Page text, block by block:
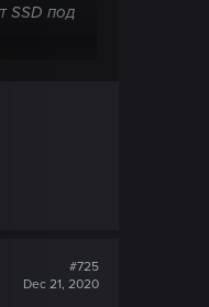
SSD под
#725
Dec 21, 2020